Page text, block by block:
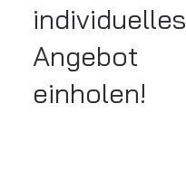
individuelles
Angebot
einholen!